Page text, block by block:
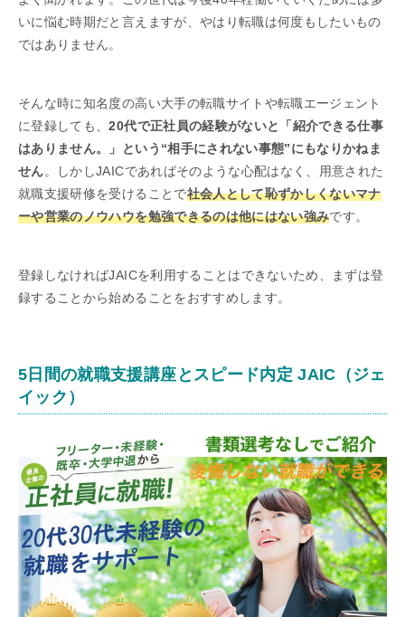
いに悩む時期だと言えますが、やはり転職は何度もしたいもの
ではありません。
そんな時に知名度の高い大手の転職サイトや転職エージェント
に登録しても、20代で正社員の経験がないと「紹介できる仕事
はありません。」という“相手にされない事態”にもなりかねま
せん。しかしJAICであればそのような心配はなく、用意された
就職支援研修を受けることで社会人として恥ずかしくないマナ
ーや営業のノウハウを勉強できるのは他にはない強みです。
登録しなければJAICを利用することはできないため、まずは登
録することから始めることをおすすめします。
5日間の就職支援講座とスピード内定 JAIC（ジェ
イック）